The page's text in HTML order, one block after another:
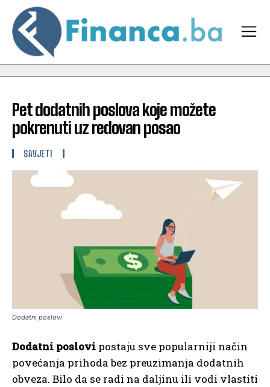
Pet dodatnih poslova koje možete
pokrenuti uz redovan posao
SAVJETI
Dodatni poslovi
Dodatni poslovi postaju sve popularniji način
povećanja prihoda bez preuzimanja dodatnih
obveza. Bilo da se radi na daljinu ili vodi vlastiti